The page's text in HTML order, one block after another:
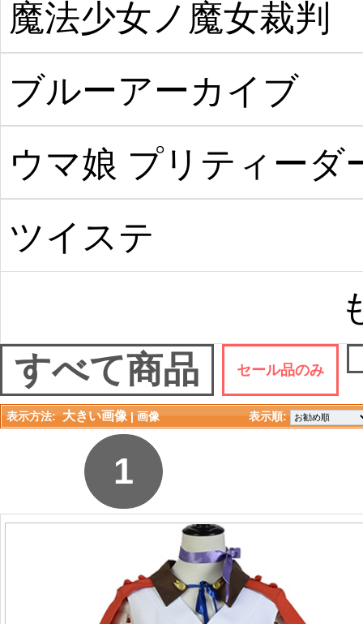
魔法少女ノ魔女裁判
ブルーアーカイブ
ウマ娘 プリティーダ
ビー
ツイステ
すべて商品 セール品のみ
表示方法: 大きい画像 | 画像 表示順:
1